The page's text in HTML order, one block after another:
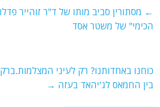
s
A
g
ra
l
er
e
k
← מסתורין סביב מותו של ד"ר זוהייר
הכימי" של משטר אסד
כוחנו באחדותנו? רק לעיני
בין החמאס לג'יהאד בעזה →